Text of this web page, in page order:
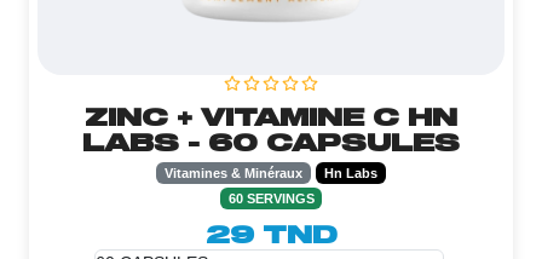
ZINC + VITAMINE C HN
LABS - 60 CAPSULES
Vitamines & Minéraux
Hn Labs
60 SERVINGS
29 TND